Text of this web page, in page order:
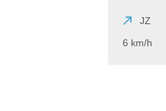
JZ
6 km/h